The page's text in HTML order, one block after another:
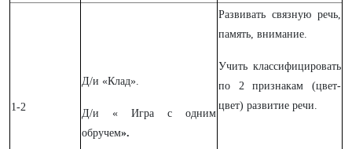
1-2
Д/и «Клад».
Д/и « Игра с одним
обручем».
Развивать связную речь,
память, внимание.
Учить классифицировать
по 2 признакам (цвет-
цвет) развитие речи.